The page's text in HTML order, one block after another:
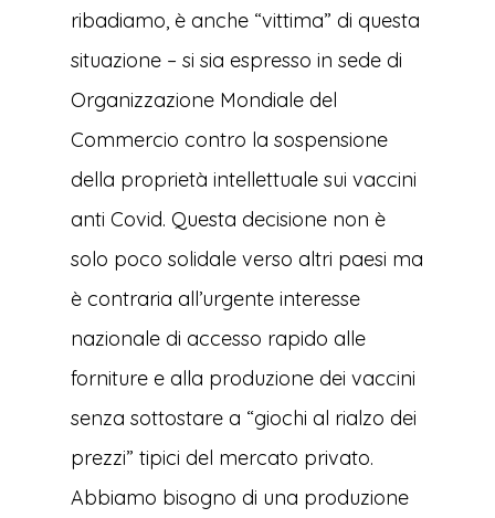
ribadiamo, è anche “vittima” di questa
situazione – si sia espresso in sede di
Organizzazione Mondiale del
Commercio contro la sospensione
della proprietà intellettuale sui vaccini
anti Covid. Questa decisione non è
solo poco solidale verso altri paesi ma
è contraria all’urgente interesse
nazionale di accesso rapido alle
forniture e alla produzione dei vaccini
senza sottostare a “giochi al rialzo dei
prezzi” tipici del mercato privato.
Abbiamo bisogno di una produzione